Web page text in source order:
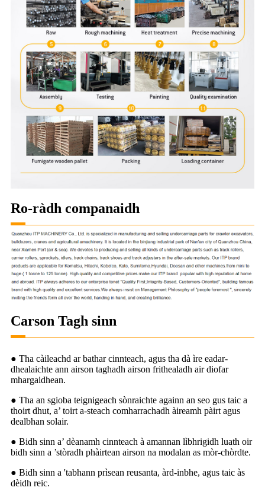
Ro-ràdh companaidh
Carson Tagh sinn
● Tha càileachd ar bathar cinnteach, agus tha dà ìre eadar-
dhealaichte ann airson taghadh airson frithealadh air diofar
mhargaidhean.
● Tha an sgioba teignigeach sònraichte againn an seo gus taic a
thoirt dhut, a’ toirt a-steach comharrachadh àireamh pàirt agus
dealbhan solair.
● Bidh sinn a’ dèanamh cinnteach à amannan lìbhrigidh luath oir
bidh sinn a ’stòradh phàirtean airson na modalan as mòr-chòrdte.
● Bidh sinn a 'tabhann prìsean reusanta, àrd-inbhe, agus taic às
dèidh reic.